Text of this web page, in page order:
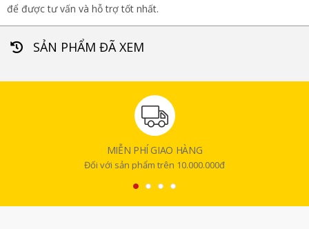
để được tư vấn và hỗ trợ tốt nhất.
SẢN PHẨM ĐÃ XEM
MIỄN PHÍ GIAO HÀNG
Đối với sản phẩm trên 10.000.000đ